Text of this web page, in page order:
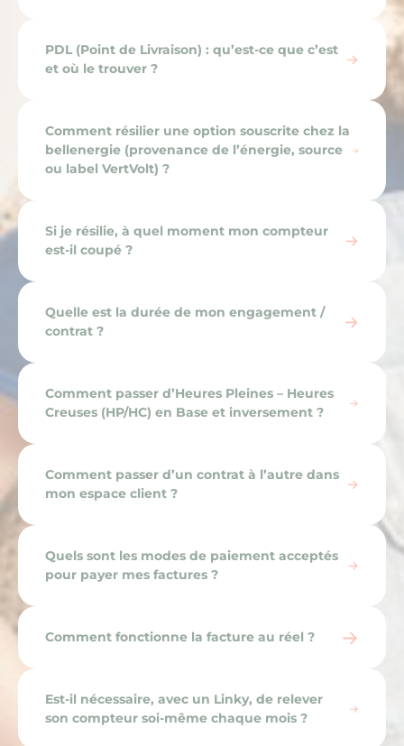
PDL (Point de Livraison) : qu’est-ce que c’est
et où le trouver ?
Comment résilier une option souscrite chez la
bellenergie (provenance de l’énergie, source
ou label VertVolt) ?
Si je résilie, à quel moment mon compteur
est-il coupé ?
Quelle est la durée de mon engagement /
contrat ?
Comment passer d’Heures Pleines – Heures
Creuses (HP/HC) en Base et inversement ?
Comment passer d’un contrat à l’autre dans
mon espace client ?
Quels sont les modes de paiement acceptés
pour payer mes factures ?
Comment fonctionne la facture au réel ?
Est-il nécessaire, avec un Linky, de relever
son compteur soi-même chaque mois ?